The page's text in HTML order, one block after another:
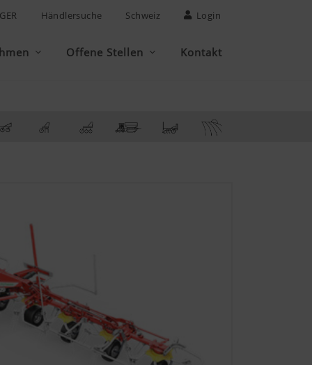
Händlersuche Schweiz Login
Offene Stellen Kontakt